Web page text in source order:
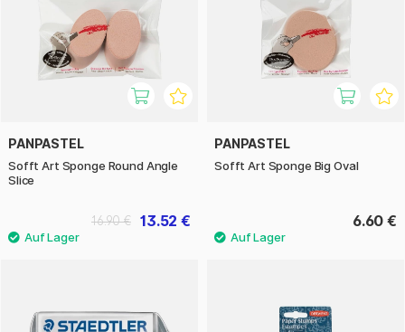
PANPASTEL
Sofft Art Sponge Round Angle
Slice
13.52 €
16.90 €
PANPASTEL
Sofft Art Sponge Big Oval
6.60 €